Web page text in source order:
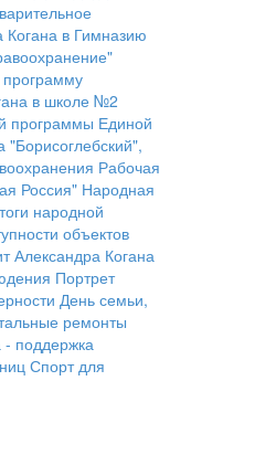
Когана в Гимназию
в школе №2
программы Единой
Рабочая
Россия" Народная
народной
объектов
Александра Когана
Портрет
День семьи,
ремонты
поддержка
Спорт для